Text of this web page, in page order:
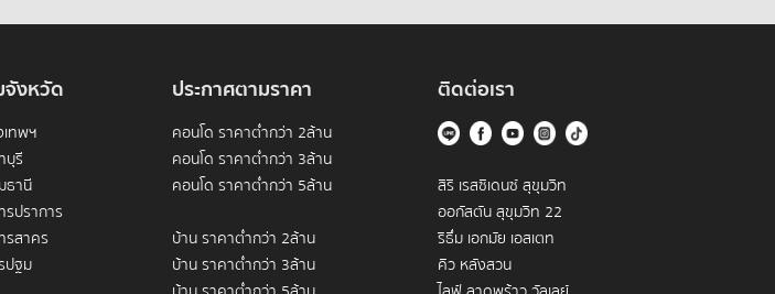
จังหวัด
ทพฯ
บุรี
ธานี
ปราการ
รสาคร
ปฐม
ประกาศตามราคา
คอนโด ราคาต่ำกว่า 2ล้าน
คอนโด ราคาต่ำกว่า 3ล้าน
คอนโด ราคาต่ำกว่า 5ล้าน
บ้าน ราคาต่ำกว่า 2ล้าน
บ้าน ราคาต่ำกว่า 3ล้าน
ติดต่อเรา
สิริ เรสซิเดนซ์ สุขุมวิท
ออกัสตัน สุขุมวิท 22
ริธึ่ม เอกมัย เอสเตท
คิว หลังสวน